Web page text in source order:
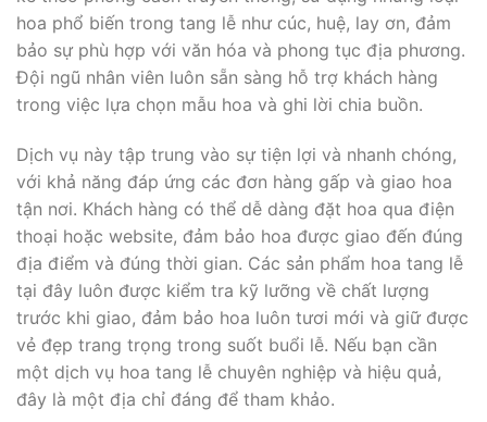
hoa phổ biến trong tang lễ như cúc, huệ, lay ơn, đảm
bảo sự phù hợp với văn hóa và phong tục địa phương.
Đội ngũ nhân viên luôn sẵn sàng hỗ trợ khách hàng
trong việc lựa chọn mẫu hoa và ghi lời chia buồn.
Dịch vụ này tập trung vào sự tiện lợi và nhanh chóng,
với khả năng đáp ứng các đơn hàng gấp và giao hoa
tận nơi. Khách hàng có thể dễ dàng đặt hoa qua điện
thoại hoặc website, đảm bảo hoa được giao đến đúng
địa điểm và đúng thời gian. Các sản phẩm hoa tang lễ
tại đây luôn được kiểm tra kỹ lưỡng về chất lượng
trước khi giao, đảm bảo hoa luôn tươi mới và giữ được
vẻ đẹp trang trọng trong suốt buổi lễ. Nếu bạn cần
một dịch vụ hoa tang lễ chuyên nghiệp và hiệu quả,
đây là một địa chỉ đáng để tham khảo.